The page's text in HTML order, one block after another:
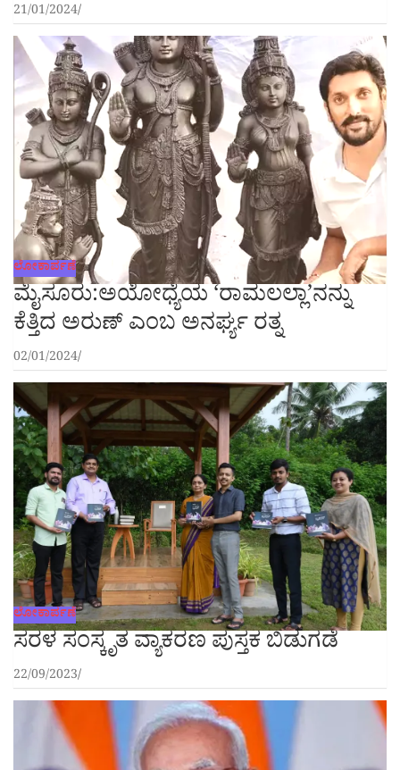
21/01/2024
ಲೋಕಾರ್ಪಣೆ
ಮೈಸೂರು:ಅಯೋಧ್ಯೆಯ ‘ರಾಮಲಲ್ಲಾ’ನನ್ನು
ಕೆತ್ತಿದ ಅರುಣ್ ಎಂಬ ಅನರ್ಘ್ಯ ರತ್ನ
02/01/2024
ಲೋಕಾರ್ಪಣೆ
ಸರಳ ಸಂಸ್ಕೃತ ವ್ಯಾಕರಣ ಪುಸ್ತಕ ಬಿಡುಗಡೆ
22/09/2023